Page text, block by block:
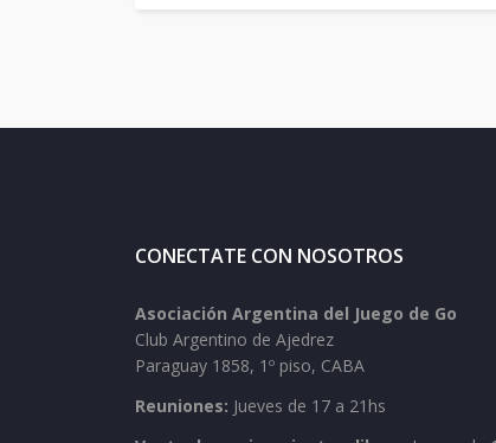
CONECTATE CON NOSOTROS
Asociación Argentina del Juego de Go
Club Argentino de Ajedrez
Paraguay 1858, 1º piso, CABA
Reuniones: Jueves de 17 a 21hs